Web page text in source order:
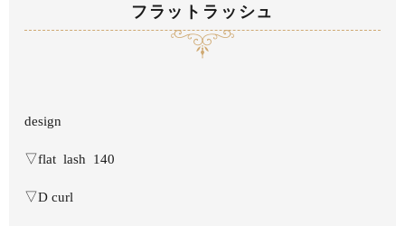
フラットラッシュ
design
▽flat lash 140
▽D curl